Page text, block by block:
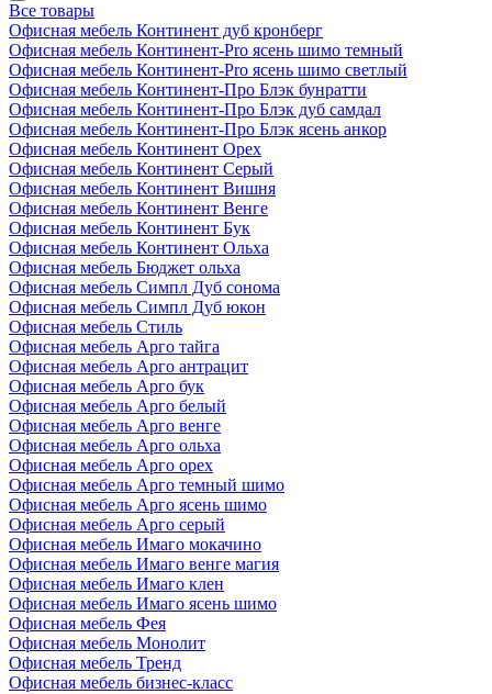
Все товары
Офисная мебель Континент дуб кронберг
Офисная мебель Континент-Pro ясень шимо темный
Офисная мебель Континент-Pro ясень шимо светлый
Офисная мебель Континент-Про Блэк бунратти
Офисная мебель Континент-Про Блэк дуб самдал
Офисная мебель Континент-Про Блэк ясень анкор
Офисная мебель Континент Орех
Офисная мебель Континент Серый
Офисная мебель Континент Вишня
Офисная мебель Континент Венге
Офисная мебель Континент Бук
Офисная мебель Континент Ольха
Офисная мебель Бюджет ольха
Офисная мебель Симпл Дуб сонома
Офисная мебель Симпл Дуб юкон
Офисная мебель Стиль
Офисная мебель Арго тайга
Офисная мебель Арго антрацит
Офисная мебель Арго бук
Офисная мебель Арго белый
Офисная мебель Арго венге
Офисная мебель Арго ольха
Офисная мебель Арго орех
Офисная мебель Арго темный шимо
Офисная мебель Арго ясень шимо
Офисная мебель Арго серый
Офисная мебель Имаго мокачино
Офисная мебель Имаго венге магия
Офисная мебель Имаго клен
Офисная мебель Имаго ясень шимо
Офисная мебель Фея
Офисная мебель Монолит
Офисная мебель Тренд
Офисная мебель бизнес-класс